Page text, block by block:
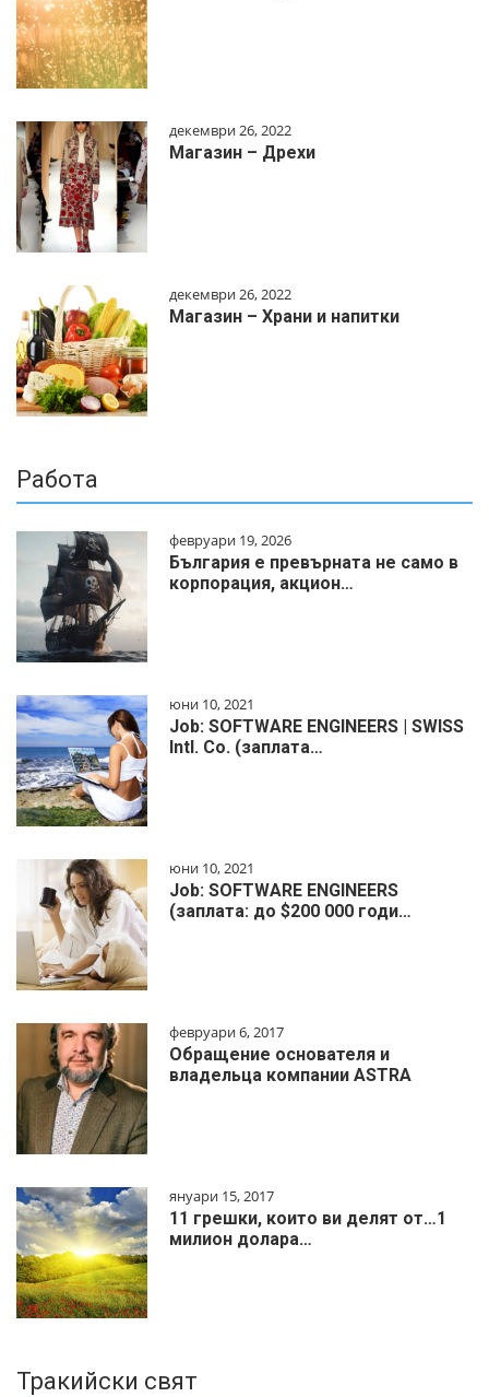
декември 26, 2022
Магазин – Дрехи
декември 26, 2022
Магазин – Храни и напитки
Работа
февруари 19, 2026
България е превърната не само в
корпорация, акцион…
юни 10, 2021
Job: SOFTWARE ENGINEERS | SWISS
Intl. Co. (заплата…
юни 10, 2021
Job: SOFTWARE ENGINEERS
(заплата: до $200 000 годи…
февруари 6, 2017
Обращение основателя и
владельца компании ASTRA
януари 15, 2017
11 грешки, които ви делят от…1
милиoн дoлapa…
Тракийски свят